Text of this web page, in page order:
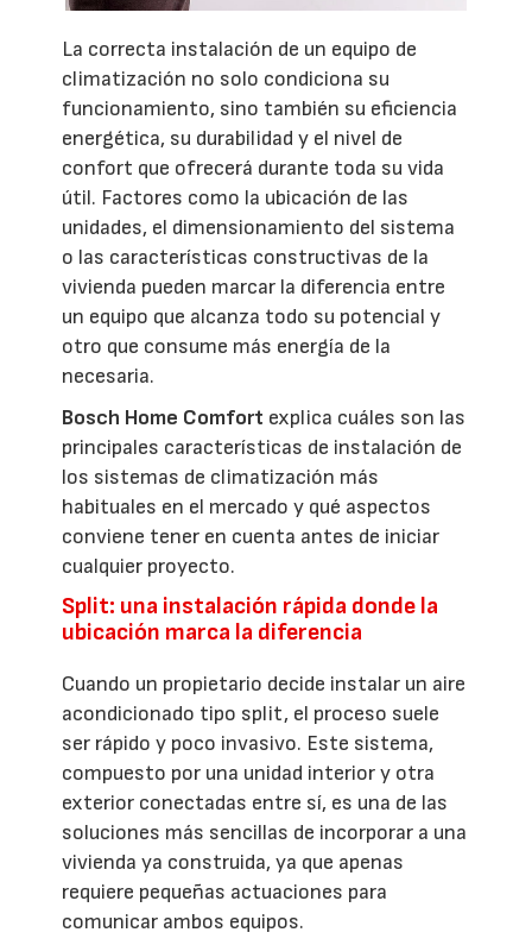
La correcta instalación de un equipo de
climatización no solo condiciona su
funcionamiento, sino también su eficiencia
energética, su durabilidad y el nivel de
confort que ofrecerá durante toda su vida
útil. Factores como la ubicación de las
unidades, el dimensionamiento del sistema
o las características constructivas de la
vivienda pueden marcar la diferencia entre
un equipo que alcanza todo su potencial y
otro que consume más energía de la
necesaria.
Bosch Home Comfort explica cuáles son las
principales características de instalación de
los sistemas de climatización más
habituales en el mercado y qué aspectos
conviene tener en cuenta antes de iniciar
cualquier proyecto.
Split: una instalación rápida donde la
ubicación marca la diferencia
Cuando un propietario decide instalar un aire
acondicionado tipo split, el proceso suele
ser rápido y poco invasivo. Este sistema,
compuesto por una unidad interior y otra
exterior conectadas entre sí, es una de las
soluciones más sencillas de incorporar a una
vivienda ya construida, ya que apenas
requiere pequeñas actuaciones para
comunicar ambos equipos.